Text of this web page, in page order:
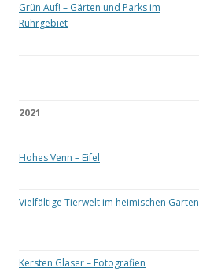
Grün Auf! – Gärten und Parks im
Ruhrgebiet
2021
Hohes Venn – Eifel
Vielfältige Tierwelt im heimischen Garten
Kersten Glaser – Fotografien